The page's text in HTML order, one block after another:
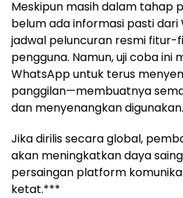
Meskipun masih dalam tahap
belum ada informasi pasti
jadwal peluncuran resmi fitur-
pengguna. Namun, uji coba ini
WhatsApp untuk terus
panggilan—membuatnya
dan menyenangkan digunakan.
Jika dirilis secara global,
akan meningkatkan daya
persaingan platform
ketat.***